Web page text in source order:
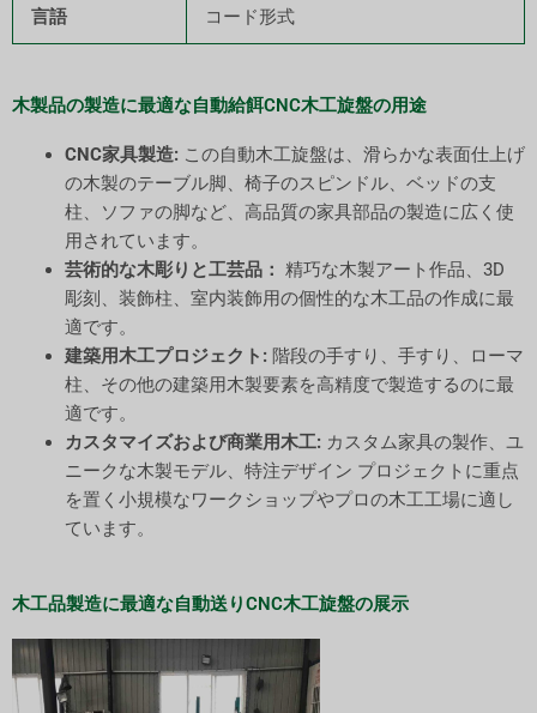
言語
コード形式
木製品の製造に最適な自動給餌CNC木工旋盤の用途
CNC家具製造:この自動木工旋盤は、滑らかな表面仕上げ
の木製のテーブル脚、椅子のスピンドル、ベッドの支
柱、ソファの脚など、高品質の家具部品の製造に広く使
用されています。
芸術的な木彫りと工芸品： 精巧な木製アート作品、3D
彫刻、装飾柱、室内装飾用の個性的な木工品の作成に最
適です。
建築用木工プロジェクト:階段の手すり、手すり、ローマ
柱、その他の建築用木製要素を高精度で製造するのに最
適です。
カスタマイズおよび商業用木工:カスタム家具の製作、ユ
ニークな木製モデル、特注デザイン プロジェクトに重点
を置く小規模なワークショップやプロの木工工場に適し
ています。
木工品製造に最適な自動送りCNC木工旋盤の展示